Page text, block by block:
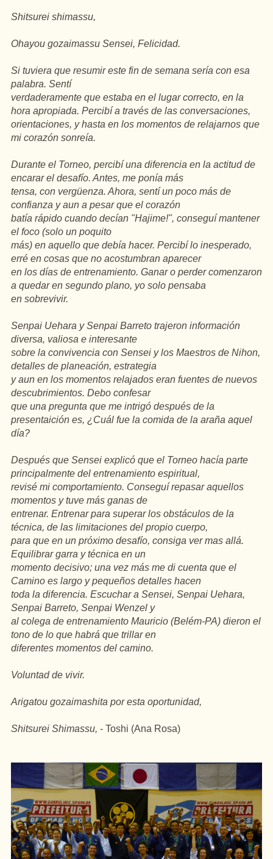
Shitsurei shimassu,
Ohayou gozaimassu Sensei, Felicidad.
Si tuviera que resumir este fin de semana sería con esa
palabra. Sentí
verdaderamente que estaba en el lugar correcto, en la
hora apropiada. Percibí a través de las conversaciones,
orientaciones, y hasta en los momentos de relajarnos que
mi corazón sonreía.
Durante el Torneo, percibí una diferencia en la actitud de
encarar el desafío. Antes, me ponía más
tensa, con vergüenza. Ahora, sentí un poco más de
confianza y aun a pesar que el corazón
batía rápido cuando decían "Hajime!", conseguí mantener
el foco (solo un poquito
más) en aquello que debía hacer. Percibí lo inesperado,
erré en cosas que no acostumbran aparecer
en los días de entrenamiento. Ganar o perder comenzaron
a quedar en segundo plano, yo solo pensaba
en sobrevivir.
Senpai Uehara y Senpai Barreto trajeron información
diversa, valiosa e interesante
sobre la convivencia con Sensei y los Maestros de Nihon,
detalles de planeación, estrategia
y aun en los momentos relajados eran fuentes de nuevos
descubrimientos. Debo confesar
que una pregunta que me intrigó después de la
presentaición es, ¿Cuál fue la comida de la araña aquel
día?
Después que Sensei explicó que el Torneo hacía parte
principalmente del entrenamiento espiritual,
revisé mi comportamiento. Conseguí repasar aquellos
momentos y tuve más ganas de
entrenar. Entrenar para superar los obstáculos de la
técnica, de las limitaciones del propio cuerpo,
para que en un próximo desafío, consiga ver mas allá.
Equilibrar garra y técnica en un
momento decisivo; una vez más me di cuenta que el
Camino es largo y pequeños detalles hacen
toda la diferencia. Escuchar a Sensei, Senpai Uehara,
Senpai Barreto, Senpai Wenzel y
al colega de entrenamiento Mauricio (Belém-PA) dieron el
tono de lo que habrá que trillar en
diferentes momentos del camino.
Voluntad de vivir.
Arigatou gozaimashita por esta oportunidad,
Shitsurei Shimassu, - Toshi (Ana Rosa)